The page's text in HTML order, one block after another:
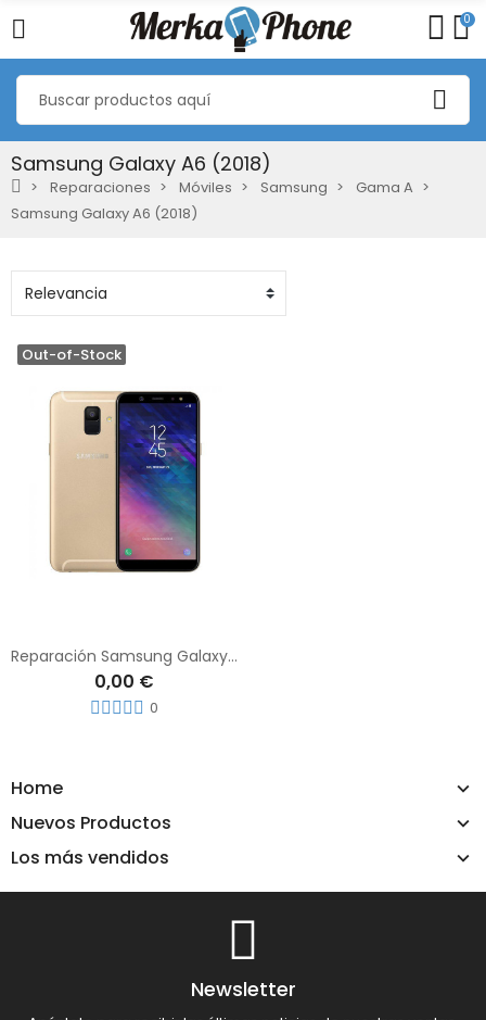
0
Samsung Galaxy A6 (2018)
Reparaciones Móviles Samsung
Gama A
Samsung Galaxy A6 (2018)
Home
Nuevos Productos
Los más vendidos
Out-of-Stock
Reparación Samsung Galaxy A6 (2018)
0,00 €
0
Newsletter